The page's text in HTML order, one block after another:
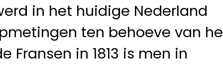
in het huidige Nederland
ten behoeve van
Fransen in 1813 is men in